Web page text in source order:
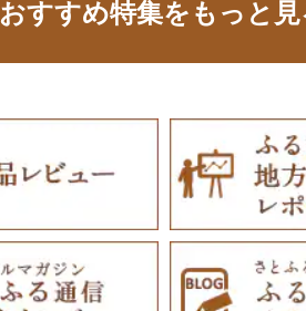
おすすめ特集をもっと